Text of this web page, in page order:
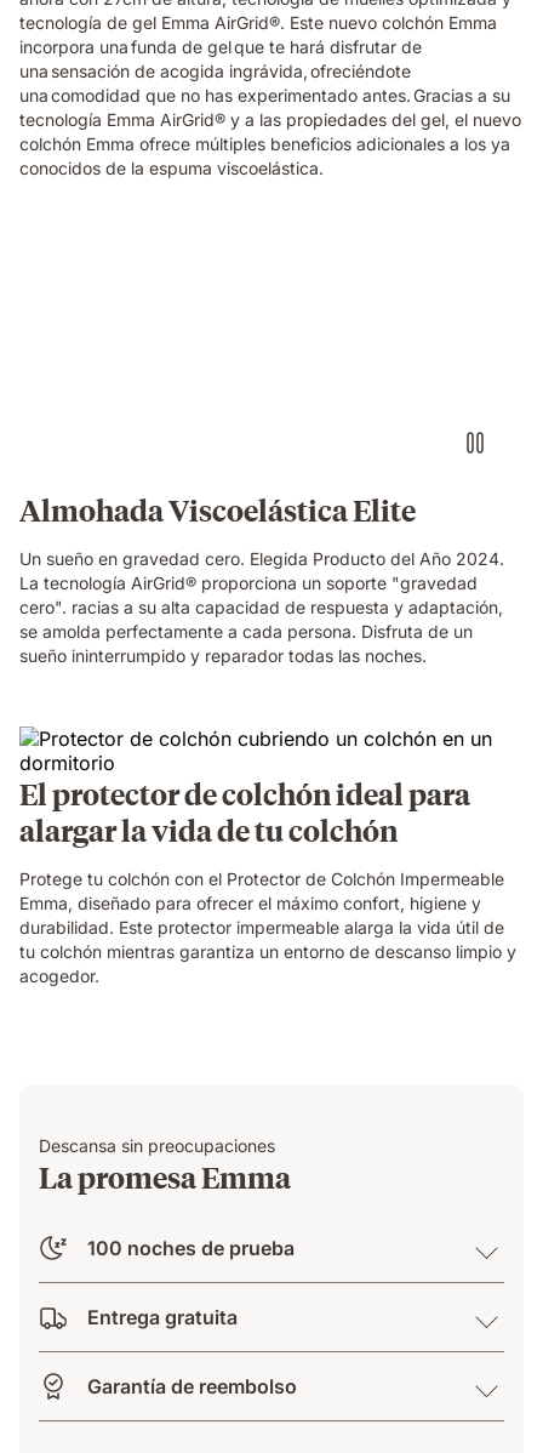
tecnología de gel Emma AirGrid®. Este nuevo colchón Emma
incorpora una funda de gel que te hará disfrutar de
una sensación de acogida ingrávida, ofreciéndote
una comodidad que no has experimentado antes. Gracias a su
tecnología Emma AirGrid® y a las propiedades del gel, el nuevo
colchón Emma ofrece múltiples beneficios adicionales a los ya
conocidos de la espuma viscoelástica.
dormir
Almohada Viscoelástica Elite
Un sueño en gravedad cero. Elegida Producto del Año 2024.
La tecnología AirGrid® proporciona un soporte "gravedad
cero". racias a su alta capacidad de respuesta y adaptación,
se amolda perfectamente a cada persona. Disfruta de un
sueño ininterrumpido y reparador todas las noches.
El protector de colchón ideal para
alargar la vida de tu colchón
Protege tu colchón con el Protector de Colchón Impermeable
Emma, diseñado para ofrecer el máximo confort, higiene y
durabilidad. Este protector impermeable alarga la vida útil de
tu colchón mientras garantiza un entorno de descanso limpio y
acogedor.
Descansa sin preocupaciones
La promesa Emma
100 noches de prueba
Entrega gratuita
Garantía de reembolso